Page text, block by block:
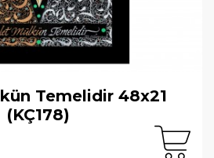
Temelidir 48x21
(KÇ178)